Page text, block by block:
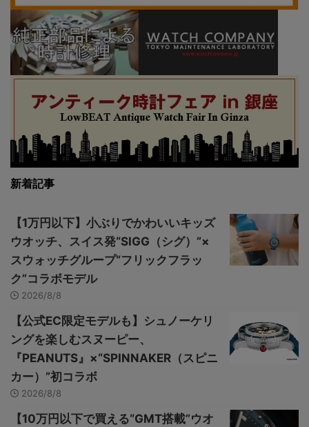
新着記事
【1万円以下】小ぶりでかわいいキッズ
ウオッチ、スイス発“SIGG（シグ）”×
スウォッチグループ“フリックフラッ
ク”コラボモデル
2026/8/8
【公式EC限定モデルも】シュノーケリ
ングを楽しむスヌーピー、
『PEANUTS』×“SPINNAKER（スピニ
カー）”初コラボ
2026/8/8
【10万円以下で買える“GMT搭載”ウオ